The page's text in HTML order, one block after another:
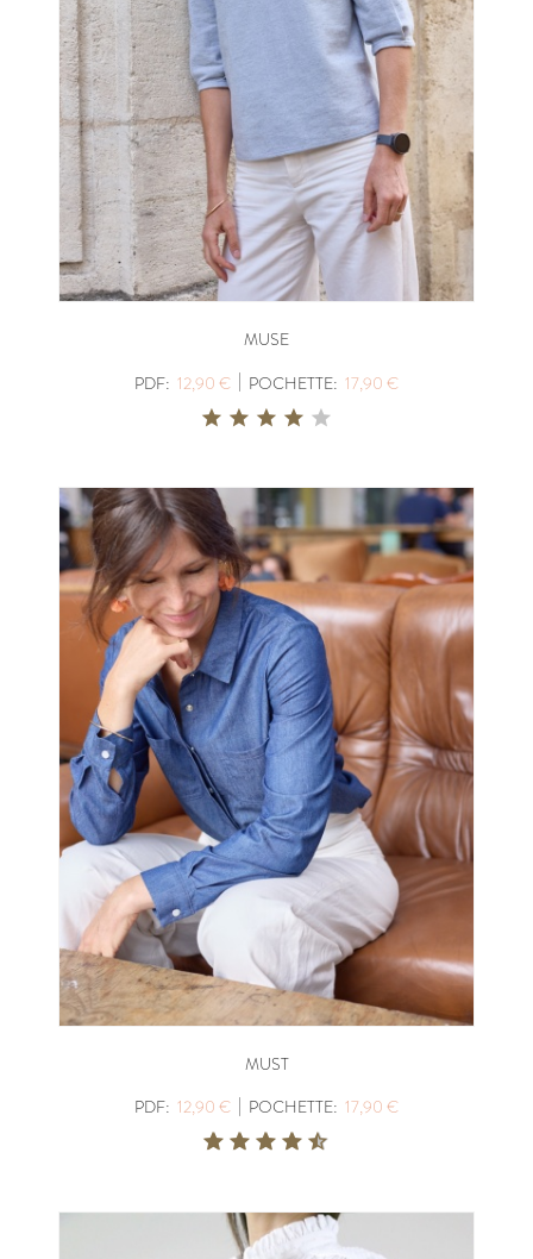
MUSE
PDF: 12,90 € | POCHETTE: 17,90 €
MUST
PDF: 12,90 € | POCHETTE: 17,90 €